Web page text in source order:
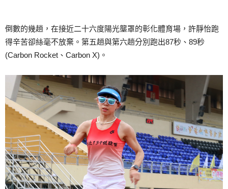
倒數的幾趟，在接近二十六度陽光壟罩的彰化體育場，許靜怡跑
得辛苦卻絲毫不放棄。第五趟與第六趟分別跑出87秒、89秒
(Carbon Rocket、Carbon X)。